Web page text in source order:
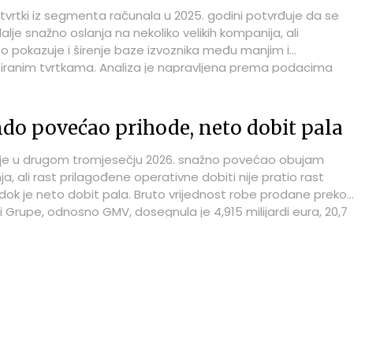
tvrtki iz segmenta računala u 2025. godini potvrđuje da se
snažno oslanja na nekoliko velikih kompanija, ali
pokazuje i širenje baze izvoznika među manjim i
tvrtkama. Analiza je napravljena prema podacima
izvozu nalazi se M SAN Grupa s 119,77 milijuna eura izvoza
je i dalje uvjerljivo najveći pojedinačni iznos među
kompanijama, iako je u odnosu na 2024. riječ o padu od
povećao prihode, neto dobit pala
u drugom tromjesečju 2026. snažno povećao obujam
ali rast prilagođene operativne dobiti nije pratio rast
je neto dobit pala. Bruto vrijednost robe prodane preko
odnosno GMV, dosegnula je 4,915 milijardi eura, 20,7